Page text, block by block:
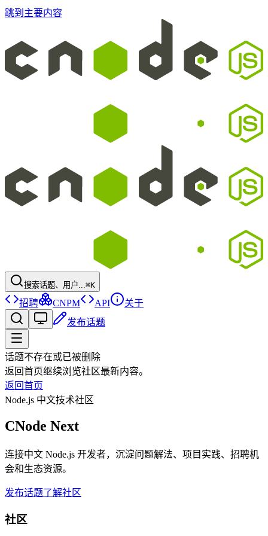
跳到主要内容
搜索话题、用户...⌘K
招聘 CNPM API
关于
发布话题
话题不存在或已被删除
返回首页继续浏览社区最新内容。
返回首页
Node.js 中文技术社区
CNode Next
连接中文 Node.js 开发者，沉淀问题解法、项目实践、招聘机
会和生态资源。
发布话题了解社区
社区